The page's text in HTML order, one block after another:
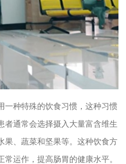
种特殊的饮食习惯，这种习惯
者通常会选择摄入大量富含维生
果、蔬菜和坚果等。这种饮食方
运作，提高肠胃的健康水平。